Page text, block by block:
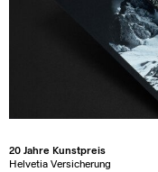
20 Jahre Kunstpreis
Helvetia Versicherung